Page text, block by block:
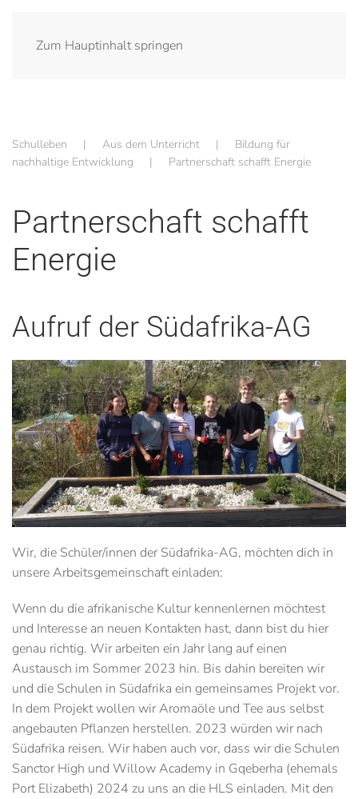
Zum Hauptinhalt springen
Schulleben Aus dem Unterricht
Bildung für
nachhaltige Entwicklung
Partnerschaft schafft Energie
Partnerschaft schafft
Energie
Aufruf der Südafrika-AG
Wir, die Schüler/innen der Südafrika-AG, möchten dich in
unsere Arbeitsgemeinschaft einladen:
Wenn du die afrikanische Kultur kennenlernen möchtest
und Interesse an neuen Kontakten hast, dann bist du hier
genau richtig. Wir arbeiten ein Jahr lang auf einen
Austausch im Sommer 2023 hin. Bis dahin bereiten wir
und die Schulen in Südafrika ein gemeinsames Projekt vor.
In dem Projekt wollen wir Aromaöle und Tee aus selbst
angebauten Pflanzen herstellen. 2023 würden wir nach
Südafrika reisen. Wir haben auch vor, dass wir die Schulen
Sanctor High und Willow Academy in Gqeberha (ehemals
Port Elizabeth) 2024 zu uns an die HLS einladen. Mit den